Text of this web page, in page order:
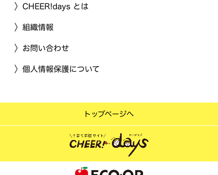
CHEER!days とは
組織情報
お問い合わせ
個人情報保護について
トップページへ